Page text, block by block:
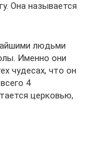
Она называется
людьми
Именно они
чудесах, что он
4
церковью,